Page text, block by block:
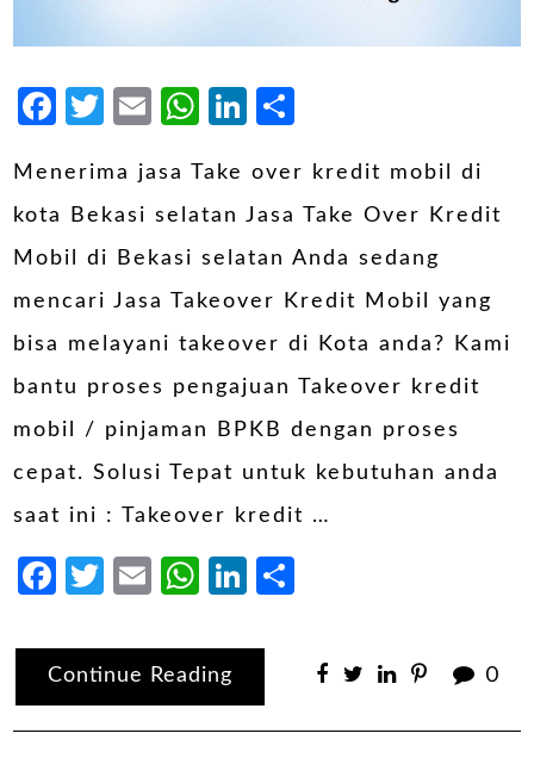
Facebook
Twitter
EmailWhatsApp
LinkedIn
Menerima jasa Take over kredit mobil di
kota Bekasi selatan Jasa Take Over Kredit
Mobil di Bekasi selatan Anda sedang
mencari Jasa Takeover Kredit Mobil yang
bisa melayani takeover di Kota anda? Kami
bantu proses pengajuan Takeover kredit
mobil / pinjaman BPKB dengan proses
cepat. Solusi Tepat untuk kebutuhan anda
saat ini : Takeover kredit …
Facebook
Twitter
EmailWhatsApp
LinkedIn
Continue Reading 0